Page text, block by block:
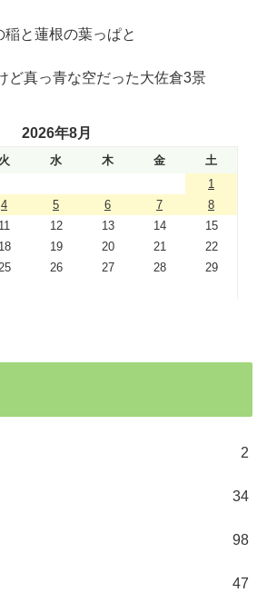
稲と蓮根の葉っぱと
ど真っ青な空だった大佐倉3景
2026年8月
火 水 木 金
土
1
4 5 6 7
8
11 12 13 14
15
18 19 20 21
22
25 26 27 28
29
2
34
98
47